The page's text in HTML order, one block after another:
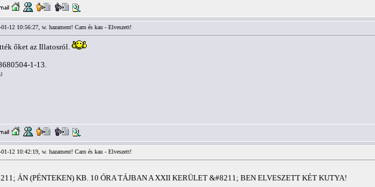
12 10:56:27, w. hazament! Carn és kau - Elveszett!
őket az Illatosról.
1-13.
12 10:42:19, w. hazament! Carn és kau - Elveszett!
ÁN (PÉNTEKEN) KB. 10 ÓRA TÁJBAN A XXII KERÜLET &#8211; BEN ELVESZETT KÉT KUTYA!